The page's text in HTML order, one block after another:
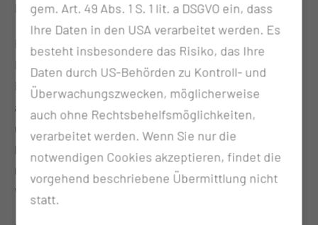
Bürgerinnen und Bürger.
Die MUL – CT bringt schon nach einem guten Jahr
Bestehen hochrangige, regional, national und
international anerkannte Expertinnen und Experten
aus Wissenschaft, Medizin, Gesundheitswirtschaft
und Politik zusammen. Die Teilnehmerinnen
kamen, um gemeinsam über die Zukunft der
Gesundheitsversorgung zu diskutieren und
Versorgung neu zu denken.
gem. Art. 49 Abs. 1 S. 1 lit. a DSGVO ein, dass
Ihre Daten in den USA verarbeitet werden. Es
besteht insbesondere das Risiko, das Ihre
Daten durch US-Behörden zu Kontroll- und
Überwachungszwecken, möglicherweise
auch ohne Rechtsbehelfsmöglichkeiten,
verarbeitet werden. Wenn Sie nur die
notwendigen Cookies akzeptieren, findet die
vorgehend beschriebene Übermittlung nicht
statt.